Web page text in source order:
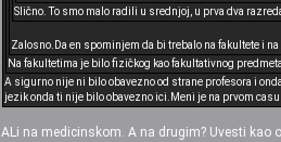
Slično. To smo malo radili u srednjoj, u prva dva
Zalosno.Da en spominjem da bi trebalo na fakultete i
Na fakultetima je bilo fizičkog kao fakultativnog
A sigurno nije ni bilo obavezno od strane profesora i
jezik onda ti nije bilo obavezno ici.Meni je na prvom
ALi na medicinskom. A na drugim? Uvesti kao